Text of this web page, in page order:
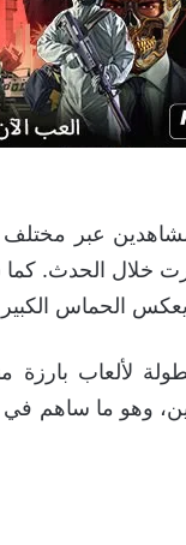
عبر مختلف
خلال الحدث.
لألعاب بارزة
وهو ما